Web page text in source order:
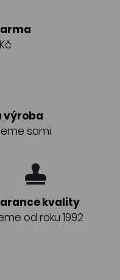
výroba
sami
kvality
od roku 1992